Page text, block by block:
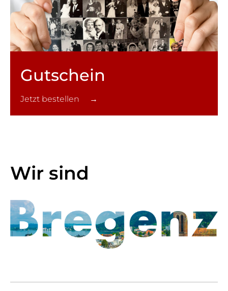
Gutschein
Jetzt bestellen →
Wir sind